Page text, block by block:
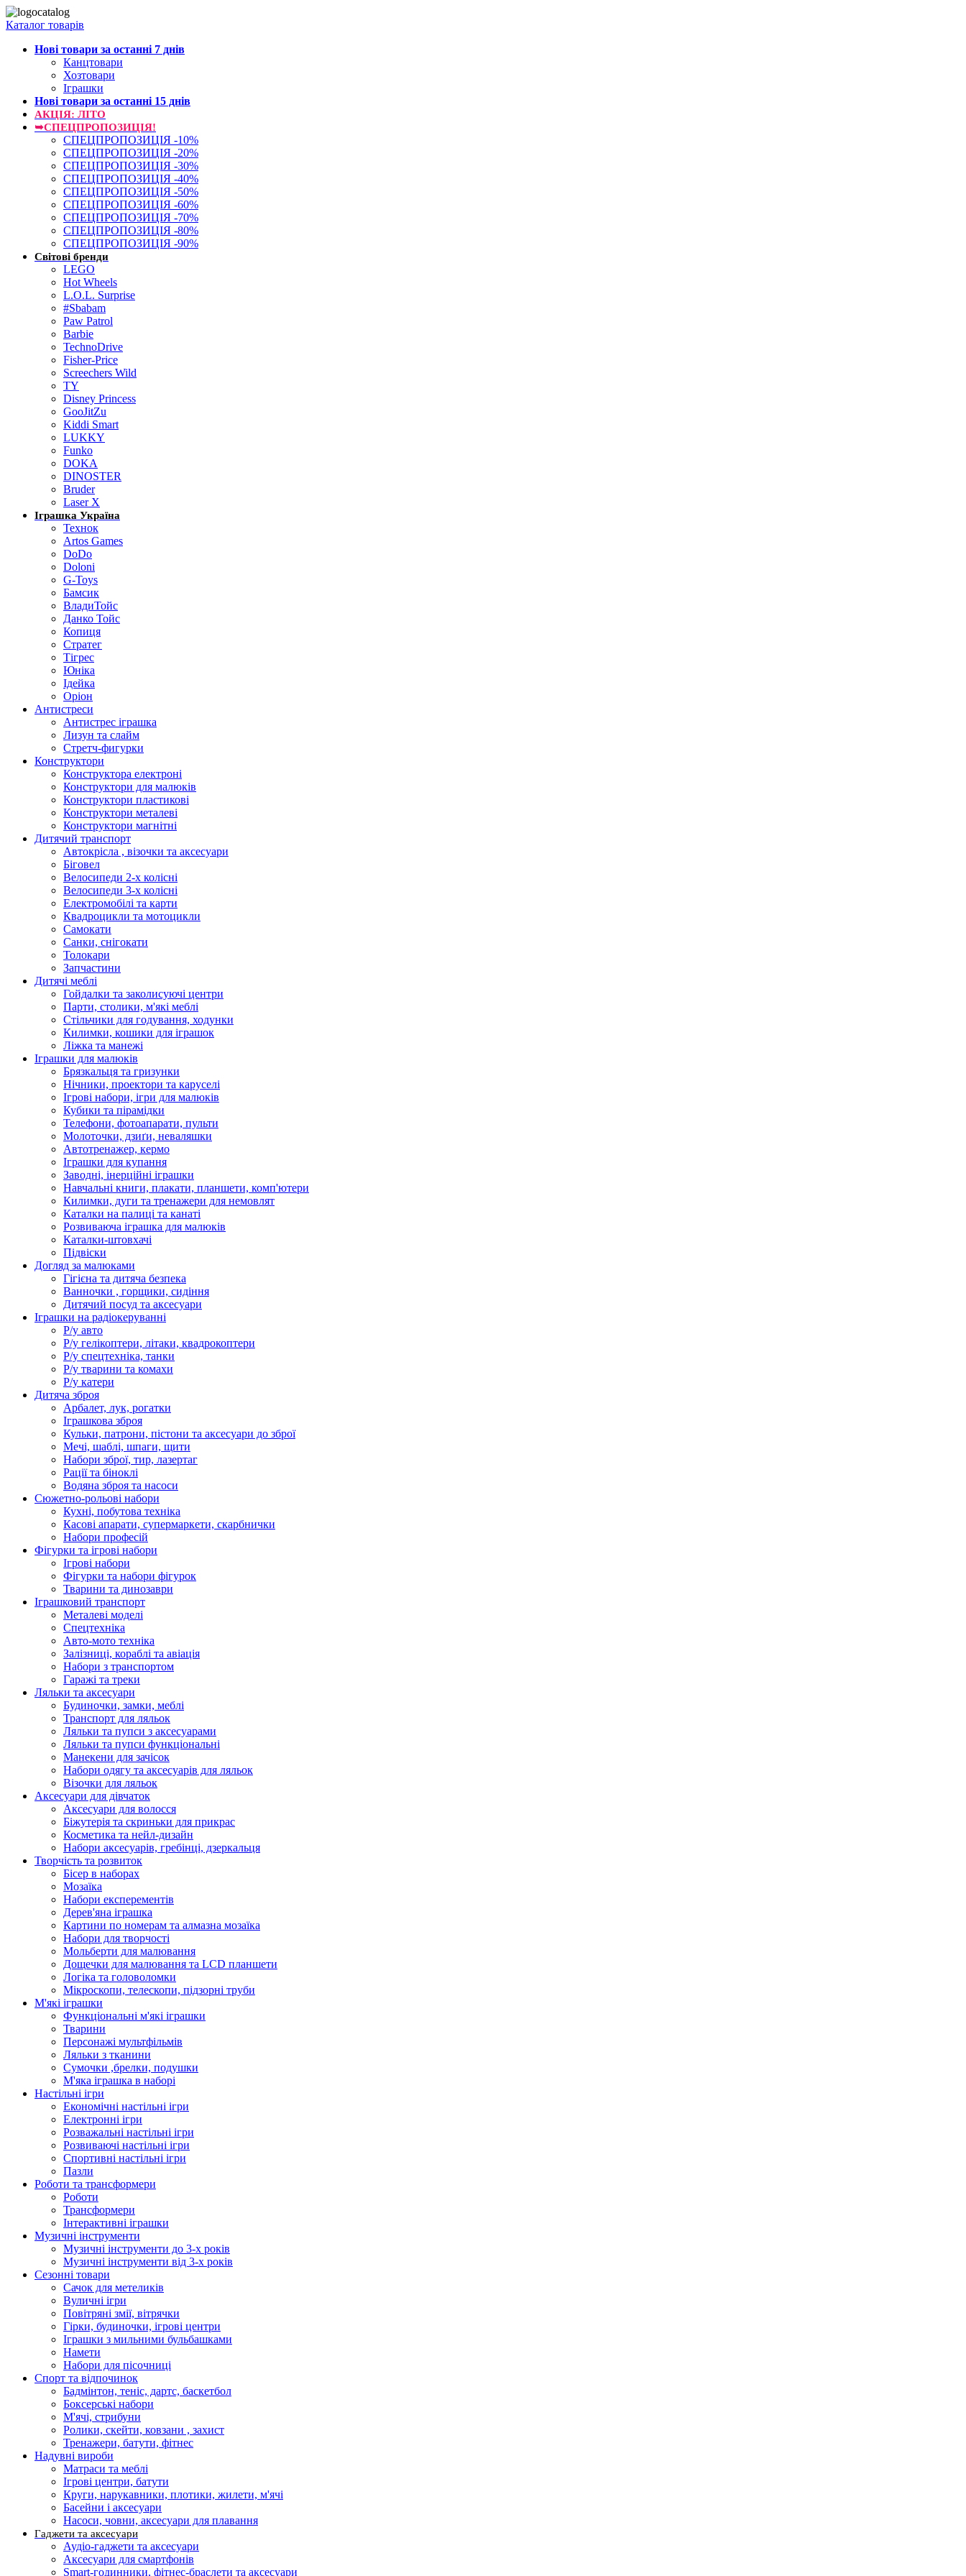
Каталог товарів
Нові товари за останнi 7 днiв
Канцтовари
Хозтовари
Іграшки
Нові товари за останнi 15 днiв
АКЦІЯ: ЛІТО
➥СПЕЦПРОПОЗИЦІЯ!
СПЕЦПРОПОЗИЦІЯ -10%
СПЕЦПРОПОЗИЦІЯ -20%
СПЕЦПРОПОЗИЦІЯ -30%
СПЕЦПРОПОЗИЦІЯ -40%
СПЕЦПРОПОЗИЦІЯ -50%
СПЕЦПРОПОЗИЦІЯ -60%
СПЕЦПРОПОЗИЦІЯ -70%
СПЕЦПРОПОЗИЦІЯ -80%
СПЕЦПРОПОЗИЦІЯ -90%
Світові бренди
LEGO
Hot Wheels
L.O.L. Surprise
#Sbabam
Paw Patrol
Barbie
TechnoDrive
Fisher-Price
Screechers Wild
TY
Disney Princess
GooJitZu
Kiddi Smart
LUKKY
Funko
DOKA
DINOSTER
Bruder
Laser X
Іграшка Україна
Технок
Artos Games
DoDo
Doloni
G-Toys
Бамсик
ВладиТойс
Данко Тойс
Копиця
Стратег
Тігрес
Юніка
Ідейка
Оріон
Антистреси
Антистрес іграшка
Лизун та слайм
Стретч-фигурки
Конструктори
Конструктора електроні
Конструктори для малюків
Конструктори пластикові
Конструктори металеві
Конструктори магнітні
Дитячий транспорт
Автокрісла , візочки та аксесуари
Біговел
Велосипеди 2-х колісні
Велосипеди 3-х колісні
Електромобілі та карти
Квадроцикли та мотоцикли
Самокати
Санки, снігокати
Толокари
Запчастини
Дитячі меблі
Гойдалки та заколисуючі центри
Парти, столики, м'які меблі
Стільчики для годування, ходунки
Килимки, кошики для іграшок
Ліжка та манежі
Іграшки для малюків
Брязкальця та гризунки
Нічники, проектори та каруселі
Ігрові набори, ігри для малюків
Кубики та пірамідки
Телефони, фотоапарати, пульти
Молоточки, дзиґи, неваляшки
Автотренажер, кермо
Іграшки для купання
Заводні, інерційні іграшки
Навчальні книги, плакати, планшети, комп'ютери
Килимки, дуги та тренажери для немовлят
Каталки на палиці та канаті
Розвиваюча іграшка для малюків
Каталки-штовхачі
Підвіски
Догляд за малюками
Гігієна та дитяча безпека
Ванночки , горщики, сидіння
Дитячий посуд та аксесуари
Іграшки на радіокеруванні
Р/у авто
Р/у гелікоптери, літаки, квадрокоптери
Р/у спецтехніка, танки
Р/у тварини та комахи
Р/у катери
Дитяча зброя
Арбалет, лук, рогатки
Іграшкова зброя
Кульки, патрони, пістони та аксесуари до зброї
Мечі, шаблі, шпаги, щити
Набори зброї, тир, лазертаг
Рації та біноклі
Водяна зброя та насоси
Сюжетно-рольові набори
Кухні, побутова техніка
Касові апарати, супермаркети, скарбнички
Набори професій
Фігурки та ігрові набори
Ігрові набори
Фігурки та набори фігурок
Тварини та динозаври
Іграшковий транспорт
Металеві моделі
Спецтехніка
Авто-мото техніка
Залізниці, кораблі та авіація
Набори з транспортом
Гаражі та треки
Ляльки та аксесуари
Будиночки, замки, меблі
Транспорт для ляльок
Ляльки та пупси з аксесуарами
Ляльки та пупси функціональні
Манекени для зачісок
Набори одягу та аксесуарів для ляльок
Візочки для ляльок
Аксесуари для дівчаток
Аксесуари для волосся
Біжутерія та скриньки для прикрас
Косметика та нейл-дизайн
Набори аксесуарів, гребінці, дзеркальця
Творчість та розвиток
Бісер в наборах
Мозаїка
Набори експерементів
Дерев'яна іграшка
Картини по номерам та алмазна мозаїка
Набори для творчості
Мольберти для малювання
Дощечки для малювання та LCD планшети
Логіка та головоломки
Мікроскопи, телескопи, підзорні труби
М'які іграшки
Функціональні м'які іграшки
Тварини
Персонажі мультфільмів
Ляльки з тканини
Сумочки ,брелки, подушки
М'яка іграшка в наборі
Настільні ігри
Економічні настільні ігри
Електронні ігри
Розважальні настільні ігри
Розвиваючі настільні ігри
Спортивні настільні ігри
Пазли
Роботи та трансформери
Роботи
Трансформери
Інтерактивні іграшки
Музичні інструменти
Музичні інструменти до 3-х років
Музичні інструменти від 3-х років
Сезонні товари
Сачок для метеликів
Вуличні ігри
Повітряні змії, вітрячки
Гірки, будиночки, ігрові центри
Іграшки з мильними бульбашками
Намети
Набори для пісочниці
Спорт та відпочинок
Бадмінтон, теніс, дартс, баскетбол
Боксерські набори
М'ячі, стрибуни
Ролики, скейти, ковзани , захист
Тренажери, батути, фітнес
Надувні вироби
Матраси та меблі
Ігрові центри, батути
Круги, нарукавники, плотики, жилети, м'ячі
Басейни і аксесуари
Насоси, човни, аксесуари для плавання
Гаджети та аксесуари
Аудіо-гаджети та аксесуари
Аксесуари для смартфонів
Smart-годинники, фітнес-браслети та аксесуари